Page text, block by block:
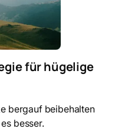
für hügelige
bergauf beibehalten
besser.